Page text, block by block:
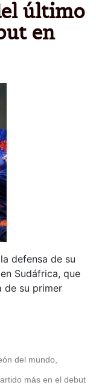
último
en
defensa de su
Sudáfrica, que
de su primer
del mundo,
más en el debut